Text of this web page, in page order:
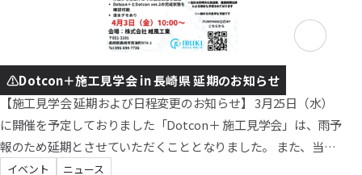
⚠️Dotcon＋施工見学会 in 長崎県 延期のお知らせ
【施工見学会 延期および日程変更のお知らせ】 3月25日（水）
に開催を予定しておりました「Dotcon＋ 施工見学会」は、雨予
報のため延期とさせていただくこととなりました。 また、当日
はテレビ取材の予定もあり、関係各所との調整の結果、開催日
イベント ニュース